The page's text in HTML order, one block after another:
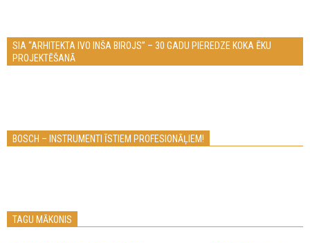
SIA “ARHITEKTA IVO INŠA BIROJS” – 30 GADU PIEREDZE KOKA ĒKU
PROJEKTĒŠANĀ
BOSCH – INSTRUMENTI ĪSTIEM PROFESIONĀĻIEM!
TAGU MĀKONIS